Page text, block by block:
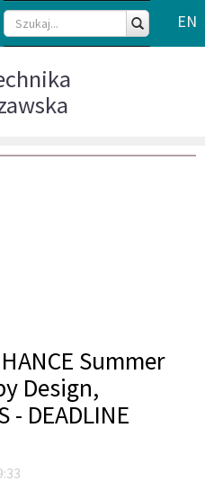
EN
Summer
Design,
- DEADLINE